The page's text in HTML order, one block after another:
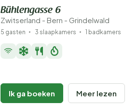
Bühlengasse 6
Zwitserland - Bern - Grindelwald
5 gasten 3 slaapkamers 1 badkamers
Ik ga boeken Meer lezen